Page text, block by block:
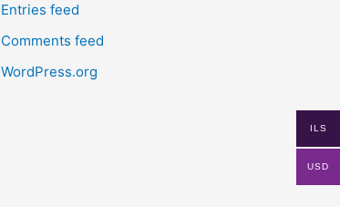
Entries feed
Comments feed
WordPress.org
ILS
USD